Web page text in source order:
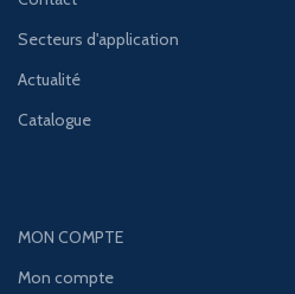
Secteurs d'application
Actualité
Catalogue
MON COMPTE
Mon compte